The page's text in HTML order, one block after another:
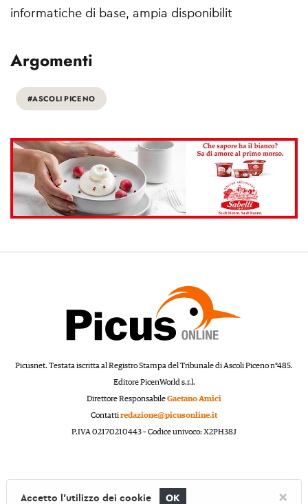
informatiche di base, ampia disponibilit
Argomenti
#ASCOLI PICENO
Picusnet. Testata iscritta al Registro Stampa del Tribunale di Ascoli Piceno n°485.
Editore PicenWorld s.r.l.
Direttore ResponsabileGaetano Amici
Contattiredazione@picusonline.it
P.IVA 02170210443 – Codice univoco: X2PH38J
Accetto l'utilizzo dei cookie OK ×